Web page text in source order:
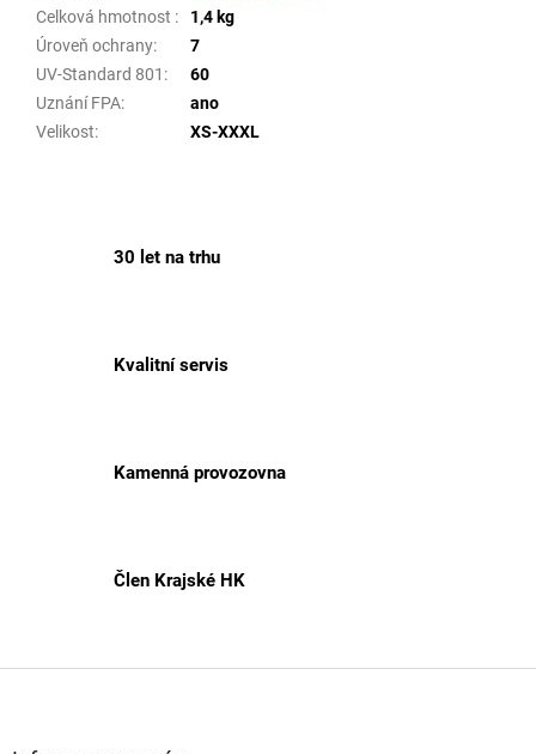
30 let na trhu
Kvalitní servis
Kamenná provozovna
Člen Krajské HK
Celková hmotnost :
1,4 kg
Úroveň ochrany:
7
UV-Standard 801 :
60
Uznání FPA:
ano
Velikost: XS-XXXL